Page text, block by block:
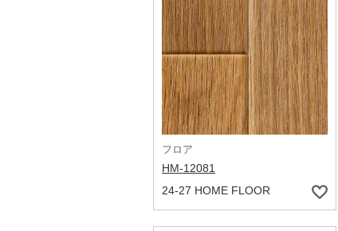
フロア
HM-12081
24-27 HOME FLOOR